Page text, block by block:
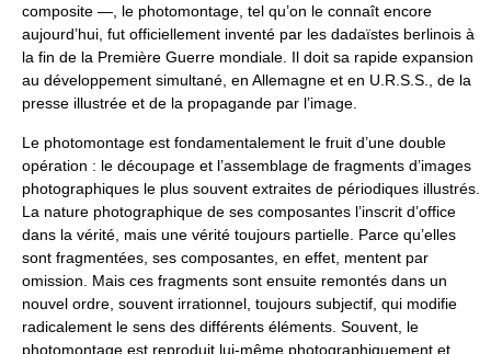
composite —, le photomontage, tel qu’on le connaît encore
aujourd’hui, fut officiellement inventé par les dadaïstes berlinois à
la fin de la Première Guerre mondiale. Il doit sa rapide expansion
au développement simultané, en Allemagne et en U.R.S.S., de la
presse illustrée et de la propagande par l’image.
Le photomontage est fondamentalement le fruit d’une double
opération : le découpage et l’assemblage de fragments d’images
photographiques le plus souvent extraites de périodiques illustrés.
La nature photographique de ses composantes l’inscrit d’office
dans la vérité, mais une vérité toujours partielle. Parce qu’elles
sont fragmentées, ses composantes, en effet, mentent par
omission. Mais ces fragments sont ensuite remontés dans un
nouvel ordre, souvent irrationnel, toujours subjectif, qui modifie
radicalement le sens des différents éléments. Souvent, le
photomontage est reproduit lui-même photographiquement et